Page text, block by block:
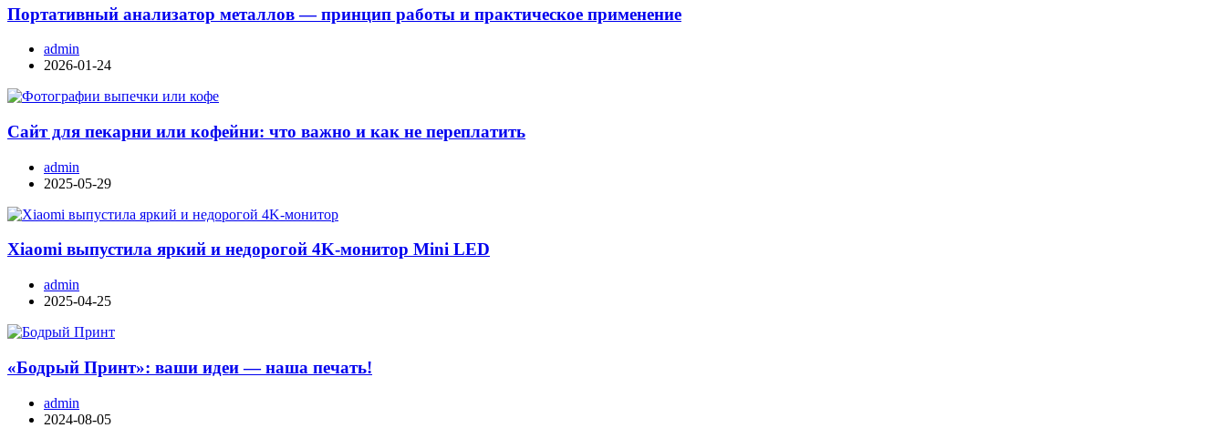
Портативный анализатор металлов — принцип работы и практическое применение
admin
2026-01-24
Сайт для пекарни или кофейни: что важно и как не переплатить
admin
2025-05-29
Xiaomi выпустила яркий и недорогой 4K-монитор Mini LED
admin
2025-04-25
«Бодрый Принт»: ваши идеи — наша печать!
admin
2024-08-05